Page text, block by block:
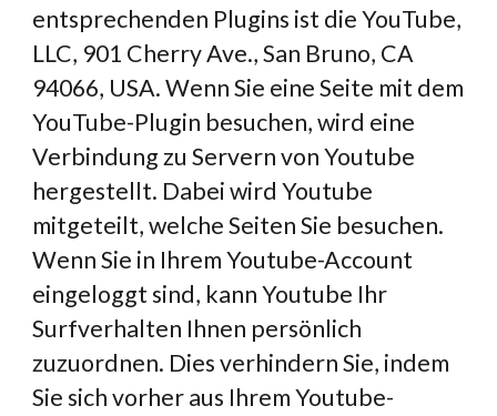
entsprechenden Plugins ist die YouTube,
LLC, 901 Cherry Ave., San Bruno, CA
94066, USA. Wenn Sie eine Seite mit dem
YouTube-Plugin besuchen, wird eine
Verbindung zu Servern von Youtube
hergestellt. Dabei wird Youtube
mitgeteilt, welche Seiten Sie besuchen.
Wenn Sie in Ihrem Youtube-Account
eingeloggt sind, kann Youtube Ihr
Surfverhalten Ihnen persönlich
zuzuordnen. Dies verhindern Sie, indem
Sie sich vorher aus Ihrem Youtube-